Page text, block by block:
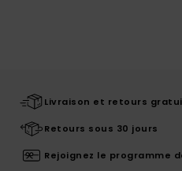
Livraison et retours
Retours sous 30 jours
Rejoignez le programme